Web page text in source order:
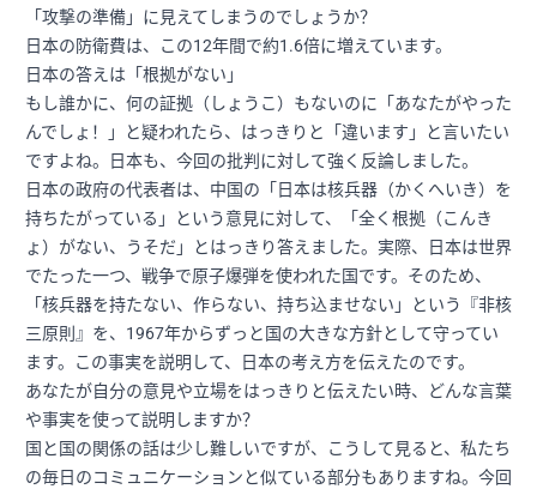
「攻撃の準備」に見えてしまうのでしょうか？
日本の防衛費は、この12年間で約1.6倍に増えています。
日本の答えは「根拠がない」
もし誰かに、何の証拠（しょうこ）もないのに「あなたがやった
んでしょ！」と疑われたら、はっきりと「違います」と言いたい
ですよね。日本も、今回の批判に対して強く反論しました。
日本の政府の代表者は、中国の「日本は核兵器（かくへいき）を
持ちたがっている」という意見に対して、「全く根拠（こんき
ょ）がない、うそだ」とはっきり答えました。実際、日本は世界
でたった一つ、戦争で原子爆弾を使われた国です。そのため、
「核兵器を持たない、作らない、持ち込ませない」という『非核
三原則』を、1967年からずっと国の大きな方針として守ってい
ます。この事実を説明して、日本の考え方を伝えたのです。
あなたが自分の意見や立場をはっきりと伝えたい時、どんな言葉
や事実を使って説明しますか？
国と国の関係の話は少し難しいですが、こうして見ると、私たち
の毎日のコミュニケーションと似ている部分もありますね。今回